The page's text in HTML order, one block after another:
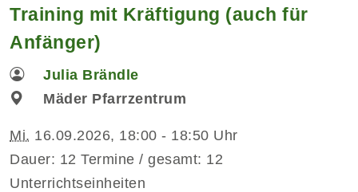
Training mit Kräftigung (auch für
Anfänger)
Julia Brändle
Mäder Pfarrzentrum
Mi. 16.09.2026, 18:00 - 18:50 Uhr
Dauer: 12 Termine / gesamt: 12
Unterrichtseinheiten